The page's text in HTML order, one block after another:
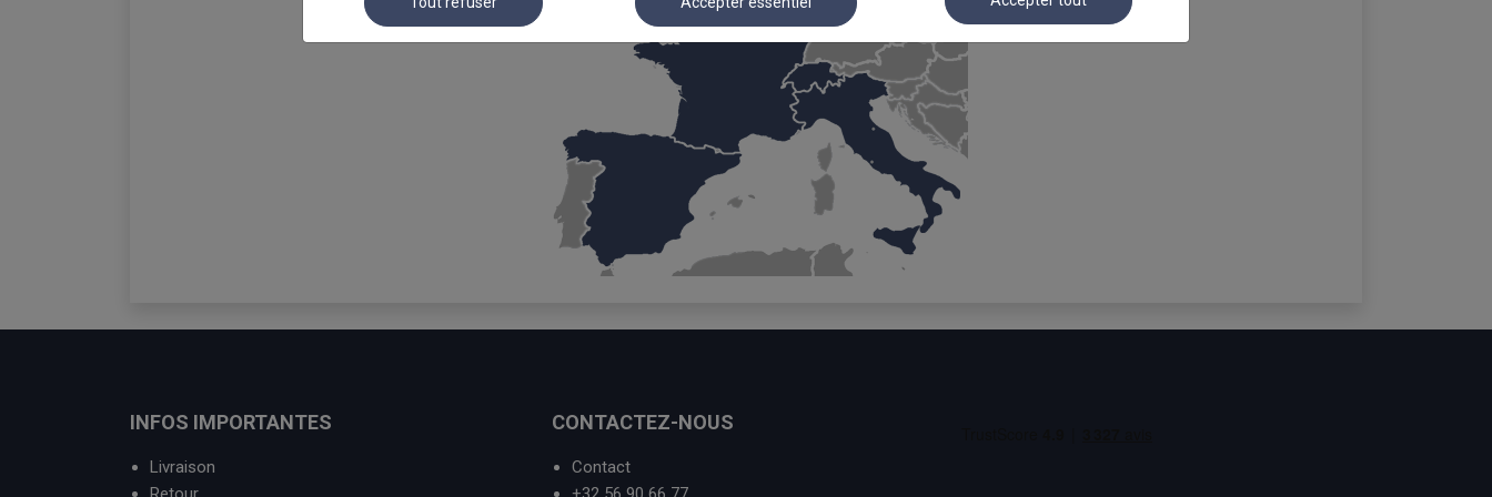
INFOS IMPORTANTES
Livraison
CONTACTEZ-NOUS
Contact